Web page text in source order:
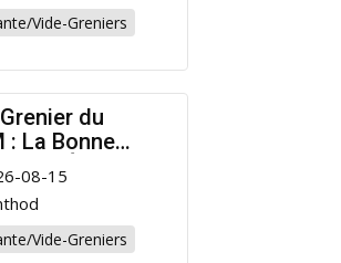
Vide-Greniers
du
: La Bonne
de l’Été à
!
08-15
Vide-Greniers